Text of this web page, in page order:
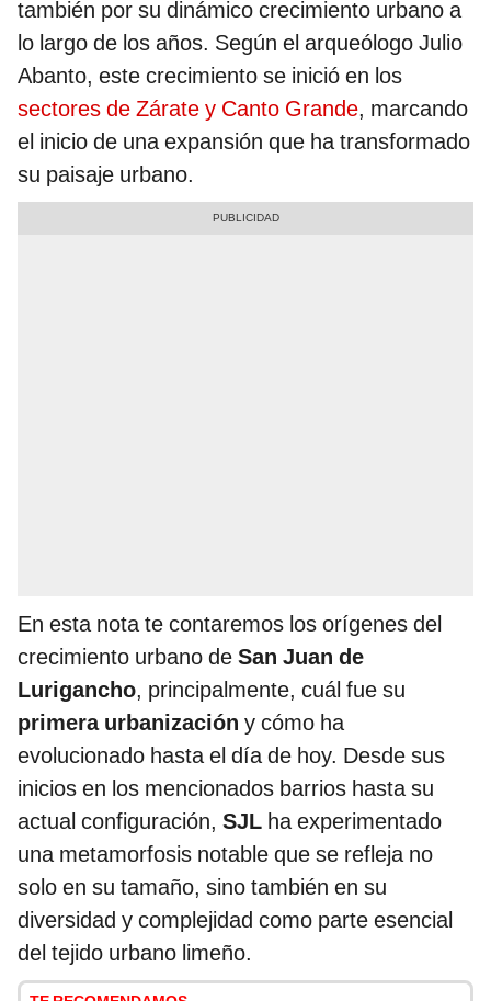
también por su dinámico crecimiento urbano a
lo largo de los años. Según el arqueólogo Julio
Abanto, este crecimiento se inició en los
sectores de Zárate y Canto Grande, marcando
el inicio de una expansión que ha transformado
su paisaje urbano.
En esta nota te contaremos los orígenes del
crecimiento urbano de San Juan de
Lurigancho, principalmente, cuál fue su
primera urbanización y cómo ha
evolucionado hasta el día de hoy. Desde sus
inicios en los mencionados barrios hasta su
actual configuración, SJL ha experimentado
una metamorfosis notable que se refleja no
solo en su tamaño, sino también en su
diversidad y complejidad como parte esencial
del tejido urbano limeño.